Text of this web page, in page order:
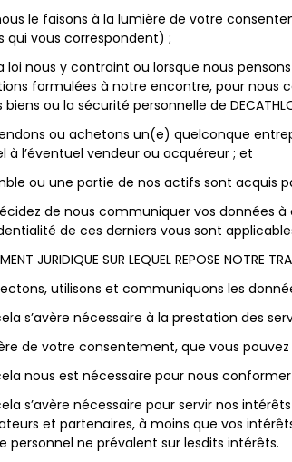
le faisons à la lumière de votre
qui vous correspondent) ;
loi nous y contraint ou lorsque nous
formulées à notre encontre, pour nous
biens ou la sécurité personnelle de
ou achetons un(e) quelconque
à l’éventuel vendeur ou acquéreur ; et
ou une partie de nos actifs sont acquis
de nous communiquer vos données
de ces derniers vous sont
JURIDIQUE SUR LEQUEL REPOSE NOTRE
utilisons et communiquons les
s’avère nécessaire à la prestation des
de votre consentement, que vous
nous est nécessaire pour nous
s’avère nécessaire pour servir nos
et partenaires, à moins que vos
personnel ne prévalent sur lesdits intérêts.